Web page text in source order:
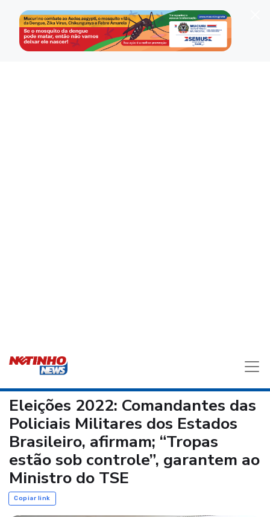
Eleições 2022: Comandantes das
Policiais Militares dos Estados
Brasileiro, afirmam; “Tropas
estão sob controle”, garantem ao
Ministro do TSE
Copiar link